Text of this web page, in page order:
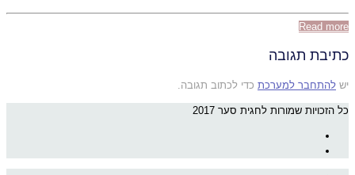
Read more
כתיבת תגובה
יש להתחבר למערכת כדי לכתוב תגובה.
כל הזכויות שמורות לחגית סער 2017